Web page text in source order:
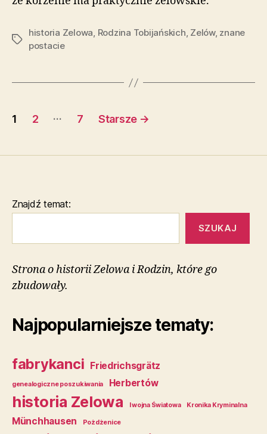
Tagi
historia Zelowa, Rodzina Tobijańskich, Zelów, znane
postacie
Stronicowanie
1 2 … 7 Starsze →
Znajdź temat:
SZUKAJ
Strona o historii Zelowa i Rodzin, które go
zbudowały.
Najpopularniejsze tematy:
fabrykanci Friedrichsgrätz
genealogiczne poszukiwania Herbertów
historia Zelowa I wojna Światowa Kronika Kryminalna
Münchhausen Pożdżenice